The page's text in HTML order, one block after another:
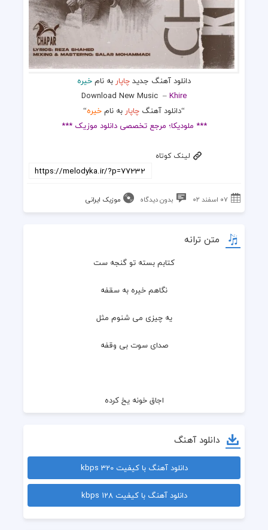
دانلود آهنگ جدیدچاپار به نامخیره
Download New Music –Khire
“دانلود آهنگ چاپار به نامخیره“
*** ملودیکا؛ مرجع تخصصی دانلود موزیک ***
لینک کوتاه
۰۷ اسفند ۰۲ بدون دیدگاه موزیک ایرانی
متن ترانه
کتابم بسته تو گنجه ست
نگاهم خیره به سقفه
یه چیزی می شنوم مثل
صدای سوت بی وقفه
اجاق خونه یخ کرده
کلاغِ تو حیاط می گه
بهار کوچه نزدیکه
دانلود آهنگ
دانلود آهنگ با کیفیت 320 kbps
دانلود آهنگ با کیفیت 128 kbps